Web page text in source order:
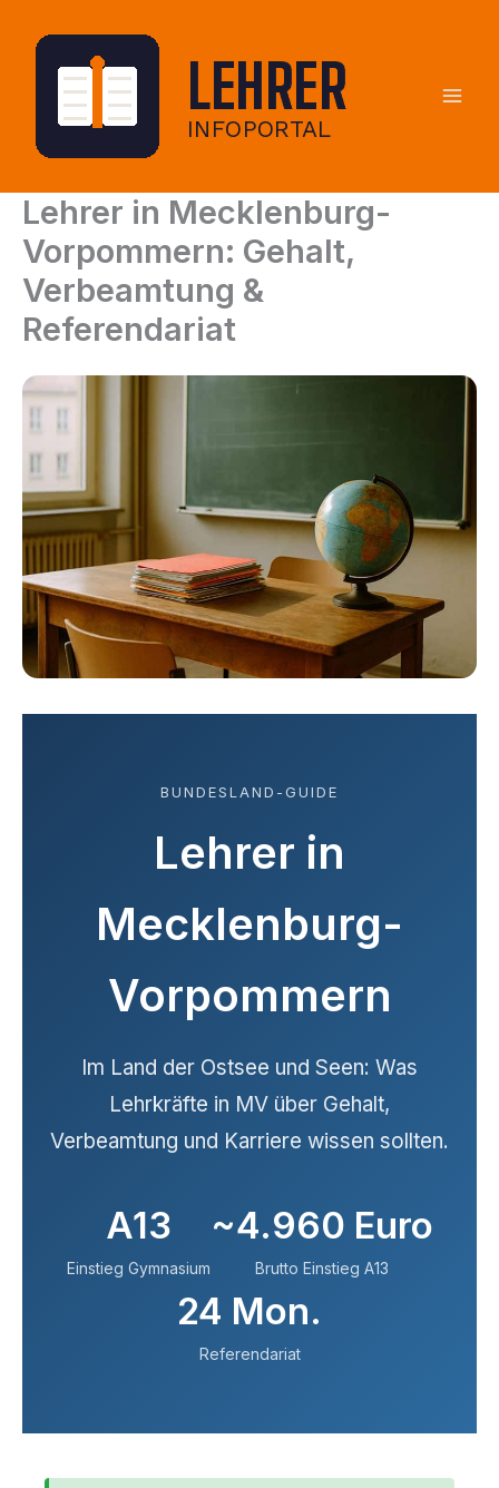
Inhalt
springen
Lehrer in Mecklenburg-
Vorpommern: Gehalt,
Verbeamtung &
Referendariat
BUNDESLAND-GUIDE
Lehrer in
Mecklenburg-
Vorpommern
Im Land der Ostsee und Seen: Was
Lehrkräfte in MV über Gehalt,
Verbeamtung und Karriere wissen sollten.
A13
Einstieg Gymnasium
~4.960 Euro
Brutto Einstieg A13
24 Mon.
Referendariat